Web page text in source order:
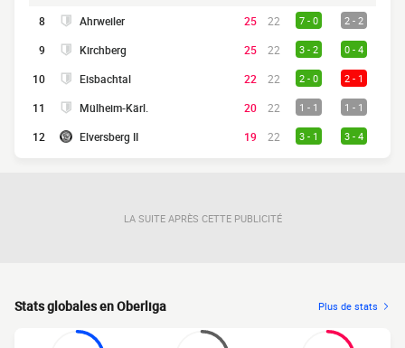
8
Ahrweiler 25 22 7 - 0 2 - 2
9 Kirchberg 25 22 3 - 2 0 - 4
10 Eisbachtal 22 22 2 - 0 2 - 1
11 Mülheim-Kärl. 20 22 1 - 1 1 - 1
12 Elversberg II 19 22 3 - 1 3 - 4
LA SUITE APRÈS CETTE PUBLICITÉ
Stats globales en Oberliga Plus de stats